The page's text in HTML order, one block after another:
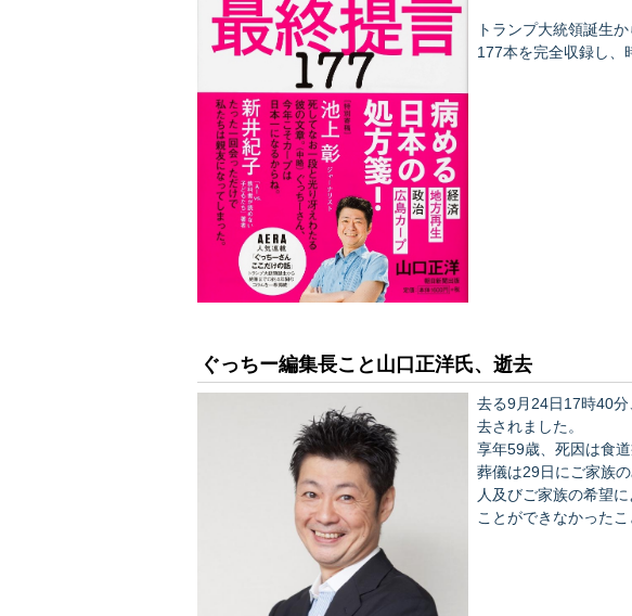
トランプ大統領誕生
177本を完全収録し、
ぐっちー編集長こと山口正洋氏、逝去
去る9月24日17時40
去されました。
享年59歳、死因は食道
葬儀は29日にご家族
人及びご家族の希望
ことができなかった